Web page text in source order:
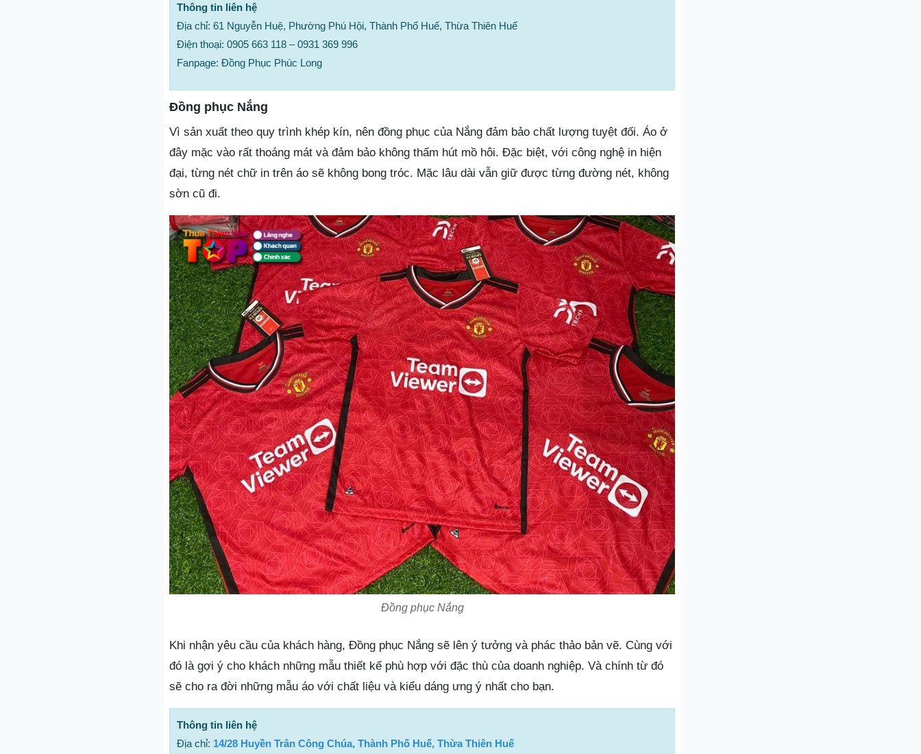
Thông tin liên hệ
Địa chỉ: 61 Nguyễn Huệ, Phường Phú Hội, Thành Phố Huế, Thừa Thiên Huế
Điện thoại: 0905 663 118 – 0931 369 996
Fanpage: Đồng Phục Phúc Long
Đồng phục Nắng
Vì sản xuất theo quy trình khép kín, nên đồng phục của Nắng đảm bảo chất lượng tuyệt đối. Áo ở
đây mặc vào rất thoáng mát và đảm bảo không thấm hút mồ hôi. Đặc biệt, với công nghệ in hiện
đại, từng nét chữ in trên áo sẽ không bong tróc. Mặc lâu dài vẫn giữ được từng đường nét, không
sờn cũ đi.
Đồng phục Nắng
Khi nhận yêu cầu của khách hàng, Đồng phục Nắng sẽ lên ý tưởng và phác thảo bản vẽ. Cùng với
đó là gợi ý cho khách những mẫu thiết kế phù hợp với đặc thù của doanh nghiệp. Và chính từ đó
sẽ cho ra đời những mẫu áo với chất liệu và kiểu dáng ưng ý nhất cho bạn.
Thông tin liên hệ
Địa chỉ: 14/28 Huyền Trân Công Chúa, Thành Phố Huế, Thừa Thiên Huế